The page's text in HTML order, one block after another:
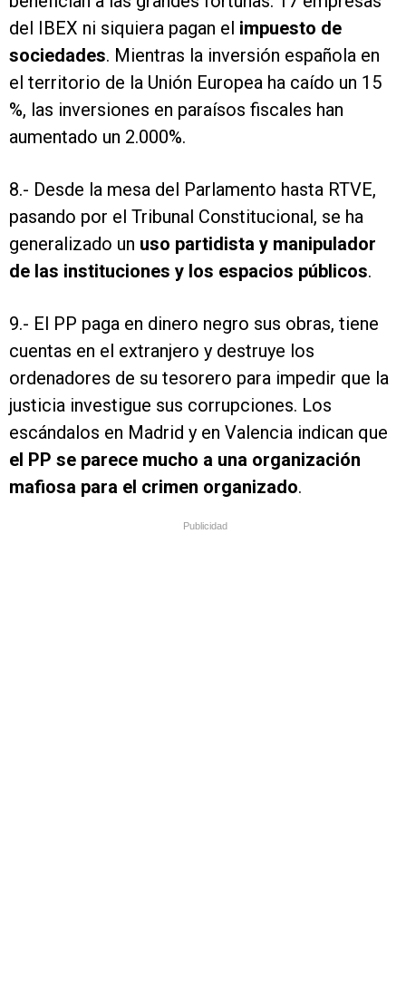
del IBEX ni siquiera pagan el impuesto de
sociedades. Mientras la inversión española en
el territorio de la Unión Europea ha caído un 15
%, las inversiones en paraísos fiscales han
aumentado un 2.000%.
8.- Desde la mesa del Parlamento hasta RTVE,
pasando por el Tribunal Constitucional, se ha
generalizado un uso partidista y manipulador
de las instituciones y los espacios públicos.
9.- El PP paga en dinero negro sus obras, tiene
cuentas en el extranjero y destruye los
ordenadores de su tesorero para impedir que la
justicia investigue sus corrupciones. Los
escándalos en Madrid y en Valencia indican que
el PP se parece mucho a una organización
mafiosa para el crimen organizado.
Publicidad